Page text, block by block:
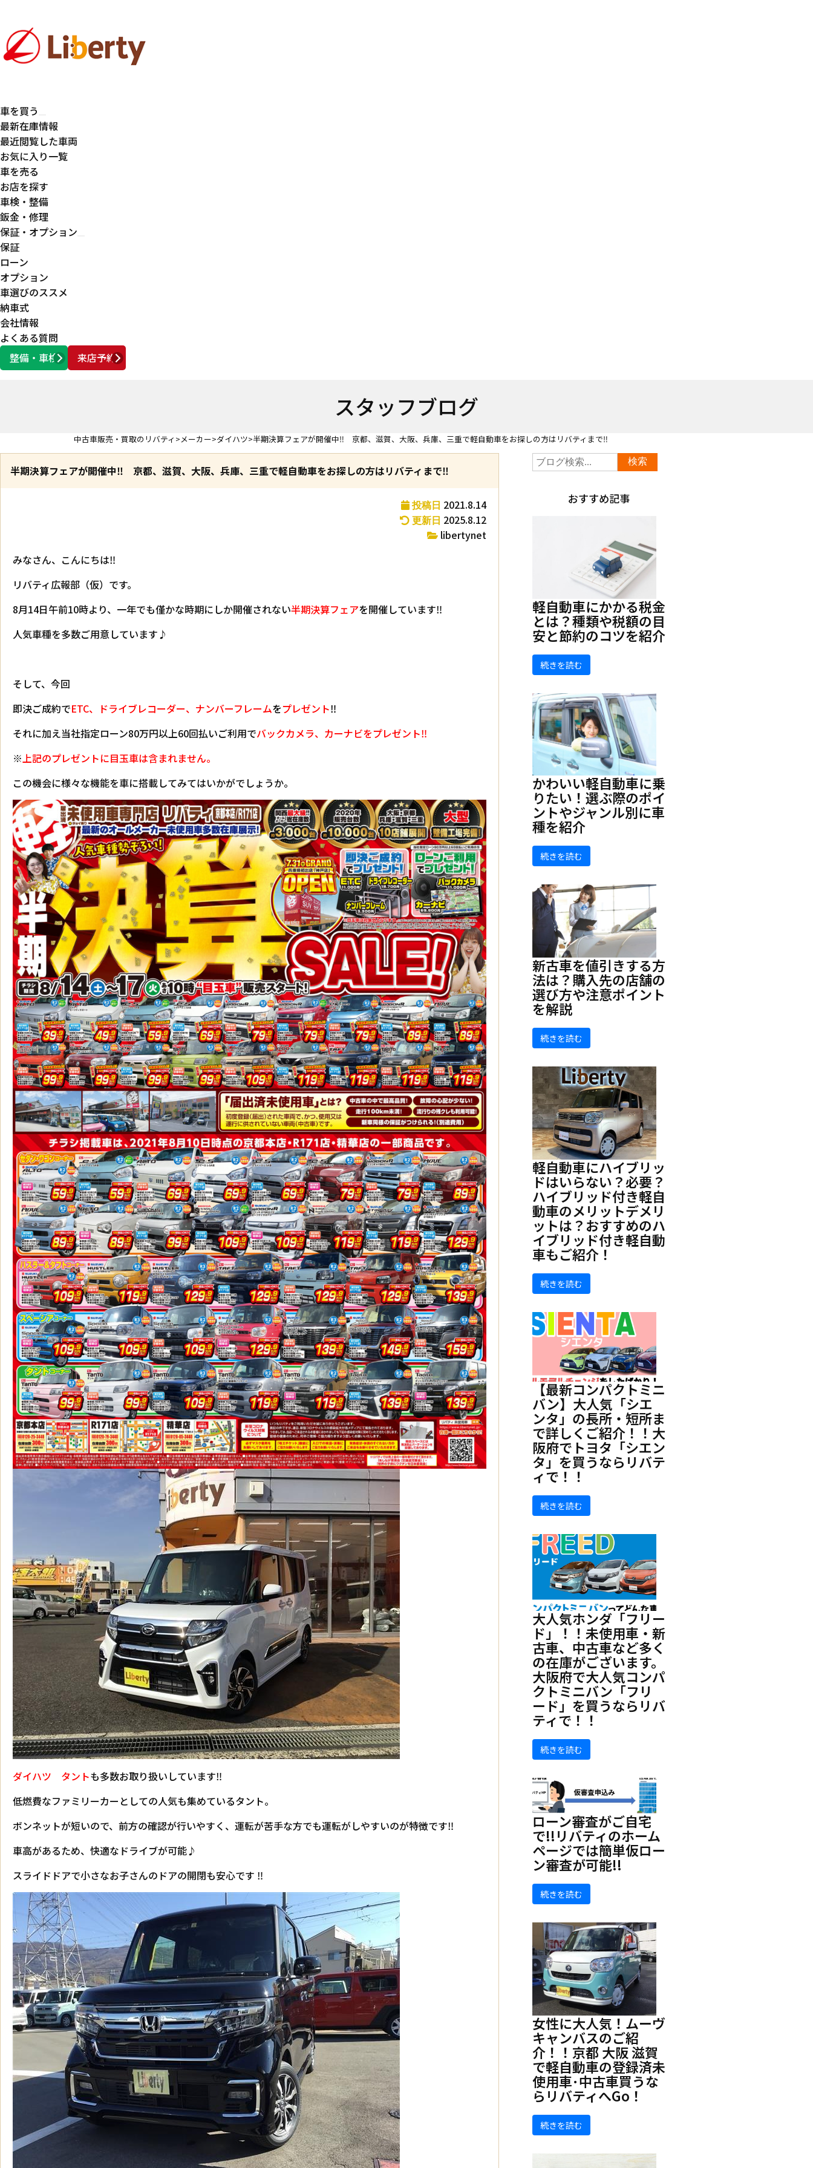
車を買う
最新在庫情報
最近閲覧した車両
お気に入り一覧
車を売る
お店を探す
車検・整備
鈑金・修理
保証・オプション
保証
ローン
オプション
車選びのススメ
納車式
会社情報
よくある質問
整備・車検
来店予約
営業時間 AM10:00 ～ PM6:00
スタッフブログ
中古車販売・買取のリバティ メーカー ダイハツ 半期決算フェアが開催中‼ 京都、滋賀、大阪、兵庫、三重で軽自動車をお探しの方はリバティまで‼
半期決算フェアが開催中‼ 京都、滋賀、大阪、兵庫、三重で軽自動車をお探しの方はリバティまで‼
投稿日 2021.8.14
更新日 2025.8.12
libertynet
みなさん、こんにちは‼
リバティ広報部（仮）です。
8月14日午前10時より、一年でも僅かな時期にしか開催されない半期決算フェアを開催しています‼
人気車種を多数ご用意しています♪
そして、今回
即決ご成約でETC、ドライブレコーダー、ナンバーフレームをプレゼント‼
それに加え当社指定ローン80万円以上60回払いご利用でバックカメラ、カーナビをプレゼント‼
※上記のプレゼントに目玉車は含まれません。
この機会に様々な機能を車に搭載してみてはいかがでしょうか。
ダイハツ タントも多数お取り扱いしています‼
低燃費なファミリーカーとしての人気も集めているタント。
ボンネットが短いので、前方の確認が行いやすく、運転が苦手な方でも運転がしやすいのが特徴です‼
車高があるため、快適なドライブが可能♪
スライドドアで小さなお子さんのドアの開閉も安心です ‼
おすすめ記事
軽自動車にかかる税金
とは？種類や税額の目
安と節約のコツを紹介
続きを読む
かわいい軽自動車に乗
りたい！選ぶ際のポイ
ントやジャンル別に車
種を紹介
続きを読む
新古車を値引きする方
法は？購入先の店舗の
選び方や注意ポイント
を解説
続きを読む
軽自動車にハイブリッ
ドはいらない？必要？
ハイブリッド付き軽自
動車のメリットデメリ
ットは？おすすめのハ
イブリッド付き軽自動
車もご紹介！
続きを読む
【最新コンパクトミニ
バン】大人気「シエ
ンタ」の長所・短所ま
で詳しくご紹介！！大
阪府でトヨタ「シエン
タ」を買うならリバテ
ィで！！
続きを読む
大人気ホンダ「フリー
ド」！！未使用車・新
古車、中古車など多く
の在庫がございます。
大阪府で大人気コンパ
クトミニバン「フリ
ード」を買うならリバ
ティで！！
続きを読む
ローン審査がご自宅
で!!リバティのホーム
ページでは簡単仮ロー
ン審査が可能!!
続きを読む
女性に大人気！ムーヴ
キャンバスのご紹
介！！京都 大阪 滋賀
で軽自動車の登録済未
使用車･中古車買うな
らリバティへGo！
続きを読む